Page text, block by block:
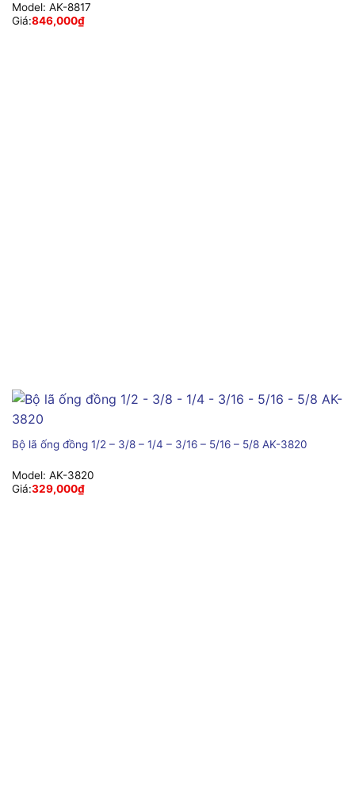
Model: AK-8817
Giá:846,000₫
Bộ lã ống đồng 1/2 – 3/8 – 1/4 – 3/16 – 5/16 – 5/8 AK-3820
Model: AK-3820
Giá:329,000₫